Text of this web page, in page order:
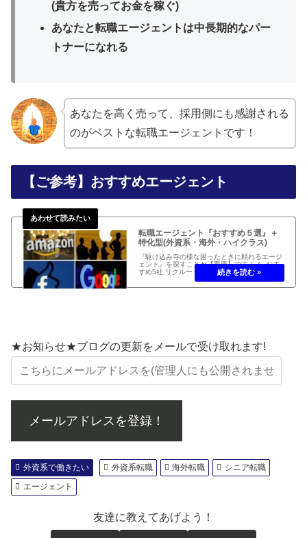
(貴方を売ってお金を稼ぐ)
あなたと転職エージェントは中長期的なパー
トナーになれる
あなたを高く売って、採用側にも感謝される
のがベストな転職エージェントです！
【ご参考】おすすめエージェント
転職エージェント『おすすめ５選』＋
特化型(外資系・海外・ハイクラス)
『駆け込み寺の様な困ったときに頼れるエージ
ェント』を探すことが【重要】です！ A. おす
すめ5社 リクルートエージェント 特徴など詳細
を見る すぐに無 料相談する 言わずと知れた、
圧倒的な社員数と『採用企業チーム』と『求職
★お知らせ★ブログの更新をメールで受け取れます!
メールアドレスを登録！
外資系で働きたい 外資系転職 海外転職
シニア転職
エージェント
友達に教えてあげよう！